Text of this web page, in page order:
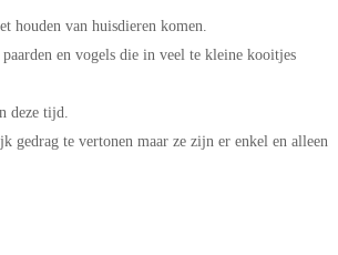
houden van huisdieren komen.
en vogels die in veel te kleine kooitjes
deze tijd.
gedrag te vertonen maar ze zijn er enkel en alleen